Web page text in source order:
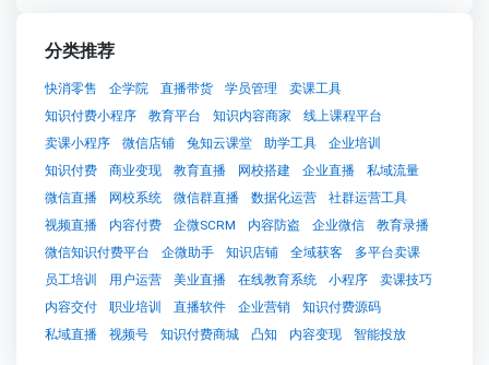
分类推荐
快消零售 企学院 直播带货 学员管理
卖课工具
知识付费小程序
教育平台 知识内容商家
线上课程平台
卖课小程序
微信店铺 兔知云课堂 助学工具
企业培训
知识付费
商业变现 教育直播 网校搭建 企业直播
私域流量
微信直播
网校系统 微信群直播 数据化运营
社群运营工具
视频直播
内容付费 企微SCRM 内容防盗 企业微信
教育录播
微信知识付费平台
企微助手 知识店铺 全域获客
多平台卖课
员工培训
用户运营 美业直播 在线教育系统 小程序
卖课技巧
内容交付
职业培训 直播软件 企业营销
知识付费源码
私域直播
视频号 知识付费商城 凸知 内容变现 智能投放